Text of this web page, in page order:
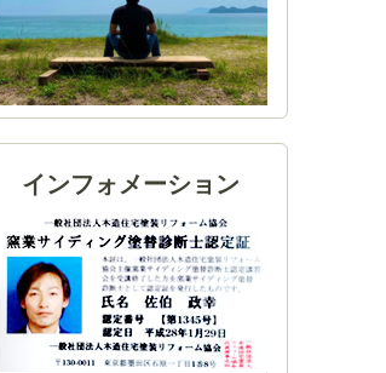
インフォメーション